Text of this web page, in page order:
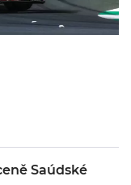
Saúdské